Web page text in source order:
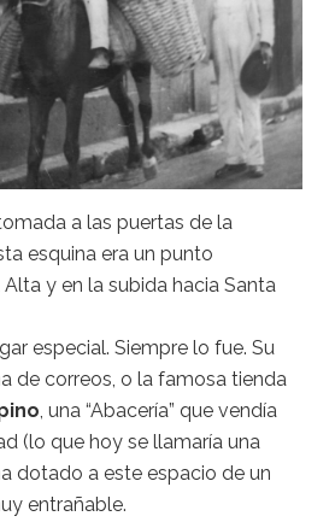
a las puertas de la
esquina era un punto
y en la subida hacia Santa
especial. Siempre lo fue. Su
de correos, o la famosa tienda
, una “Abacería” que vendía
(lo que hoy se llamaría una
dotado a este espacio de un
entrañable.